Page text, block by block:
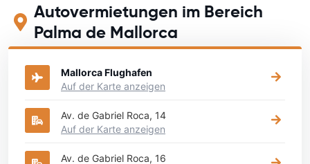
Autovermietungen im Bereich
Palma de Mallorca
Mallorca Flughafen
Auf der Karte anzeigen
Av. de Gabriel Roca, 14
Auf der Karte anzeigen
Av. de Gabriel Roca, 16